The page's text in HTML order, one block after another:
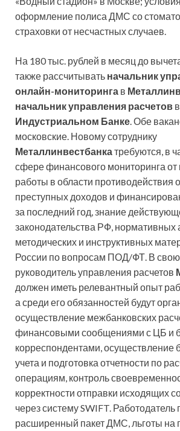
оформление полиса ДМС со
страховки от несчастных случаев.
На 180 тыс. рублей в месяц до
также рассчитывать начальник
онлайн-мониторинга в
начальник управления расчетов в
Индустриальном Банке. Обе
московские. Новому сотруднику
Металлинвестбанкатребуются, в
сфере финансового мониторинга от
работы в области
преступных доходов и
за последний год, знание
законодательства РФ, нормативных
методических и инструктивных
России по вопросам ПОД/ФТ. В
руководитель управления расчетов
должен иметь релевантный опыт
а среди его обязанностей будут
осуществление межбанковских
финансовыми сообщениями с ЦБ и
корреспондентами, осуществление
учета и подготовка отчетности по
операциям, контроль
корректности отправки исходящих
через систему SWIFT. Работодатель
расширенный пакет ДМС, льготы на